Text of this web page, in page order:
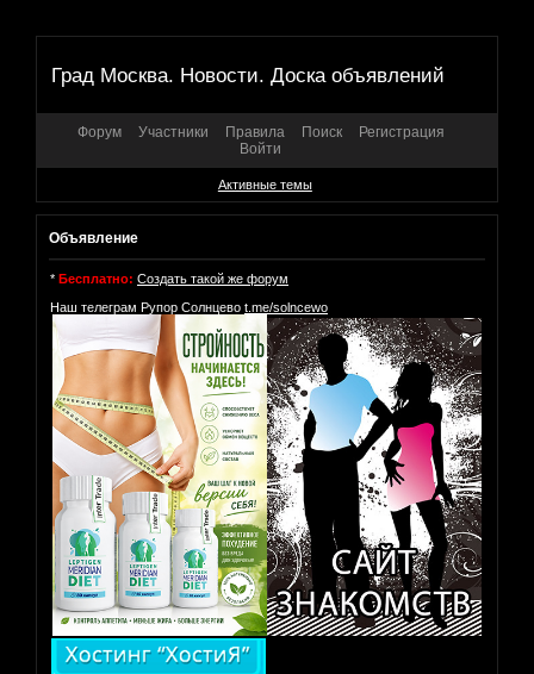
Град Москва. Новости. Доска объявлений
Форум Участники Правила Поиск
Регистрация
Войти
Активные темы
Объявление
* Бесплатно: Создать такой же форум
Наш телеграм Рупор Солнцево t.me/solncewo